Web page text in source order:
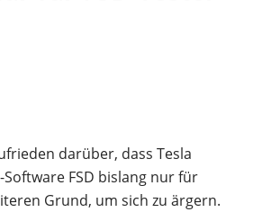
darüber, dass Tesla
FSD bislang nur für
Grund, um sich zu ärgern.